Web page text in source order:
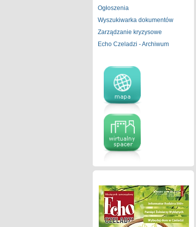
Ogłoszenia
Wyszukiwarka dokumentów
Zarządzanie kryzysowe
Echo Czeladzi - Archiwum